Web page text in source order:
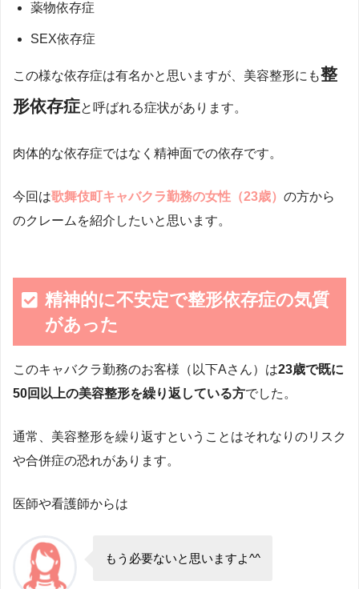
薬物依存症
SEX依存症
この様な依存症は有名かと思いますが、美容整形にも整
形依存症と呼ばれる症状があります。
肉体的な依存症ではなく精神面での依存です。
今回は歌舞伎町キャバクラ勤務の女性（23歳） の方から
のクレームを紹介したいと思います。
精神的に不安定で整形依存症の気質
があった
このキャバクラ勤務のお客様（以下Aさん）は23歳で既に
50回以上の美容整形を繰り返している方でした。
通常、美容整形を繰り返すということはそれなりのリスク
や合併症の恐れがあります。
医師や看護師からは
もう必要ないと思いますよ^^